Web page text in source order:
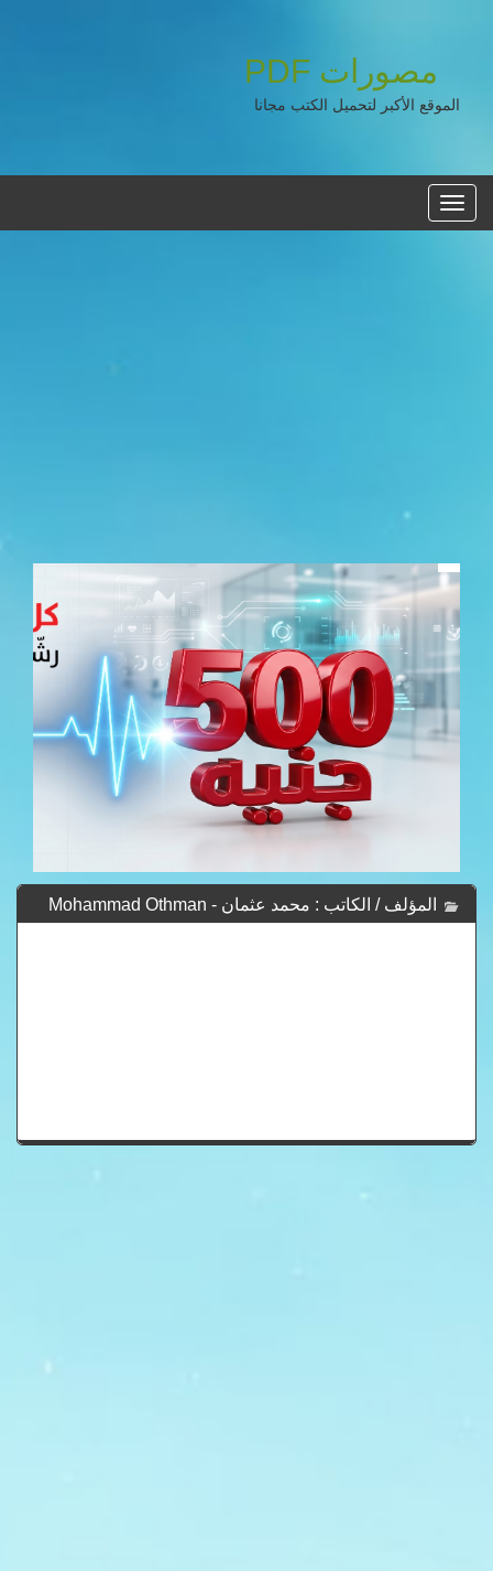
مصورات PDF
الموقع الأكبر لتحميل الكتب مجانا
القائمه
الرئيسية
المؤلف / الكاتب : محمد عثمان - Mohammad Othman